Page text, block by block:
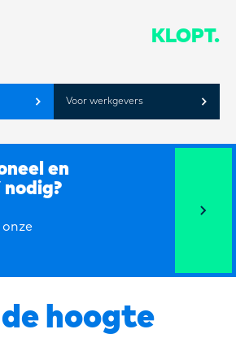
Voor werkgevers
KLOPT.
en
nodig?
hoogte